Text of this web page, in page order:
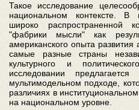
Такое исследование
национальном контексте. В
широко распространенной
"фабрики мысли" как
американского опыта развития
самые разные страны
культурного и
исследовании
мультимодельном подходе,
различиях в
на национальном уровне.